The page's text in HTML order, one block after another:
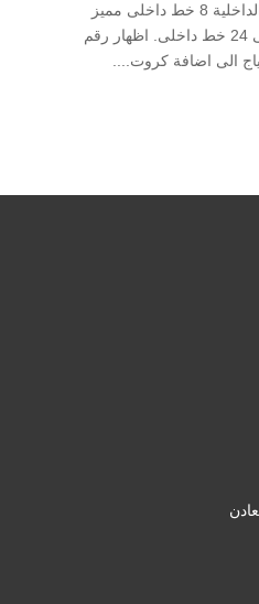
خارجى . سعه الخطوط الداخلية 8 خط داخلى مميز
او انالوج قابله للزياده الى 24 خط داخلى. اظهار رقم
الى اضافة كروت....